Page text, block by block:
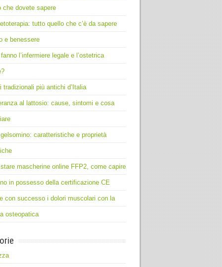
che dovete sapere
tutto quello che c’è da sapere
e benessere
l’infermiere legale e l’ostetrica
tradizionali più antichi d’Italia
al lattosio: cause, sintomi e cosa
caratteristiche e proprietà
mascherine online FFP2, come capire
in possesso della certificazione CE
con successo i dolori muscolari con la
osteopatica